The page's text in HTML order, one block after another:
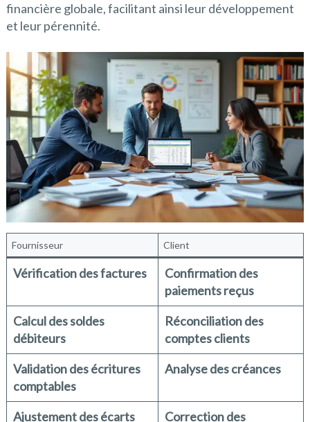
financière globale, facilitant ainsi leur développement
et leur pérennité.
Fournisseur Client
Vérification des factures
Confirmation des
paiements reçus
Calcul des soldes
débiteurs
Réconciliation des
comptes clients
Validation des écritures
comptables
Analyse des créances
Ajustement des écarts Correction des